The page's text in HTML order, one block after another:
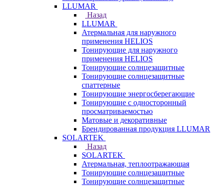
LLUMAR
Назад
LLUMAR
Атермальная для наружного
применения HELIOS
Тонирующие для наружного
применения HELIOS
Тонирующие солнцезащитные
Тонирующие солнцезащитные
спаттерные
Тонирующие энергосберегающие
Тонирующие с односторонный
просматриваемостью
Матовые и декоративные
Брендированная продукция LLUMAR
SOLARTEK
Назад
SOLARTEK
Атермальная, теплоотражающая
Тонирующие солнцезащитные
Тонирующие солнцезащитные